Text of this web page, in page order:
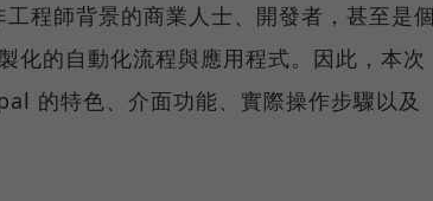
程師背景的商業人士、開發者，甚至是
化的自動化流程與應用程式。因此，本次
的特色、介面功能、實際操作步驟以及